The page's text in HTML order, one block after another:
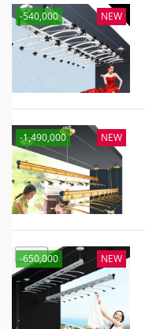
NEW
-540,000
NEW
-1,490,000
NEW
-650,000